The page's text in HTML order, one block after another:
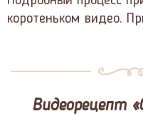
коротеньком видео.
Видеорецепт